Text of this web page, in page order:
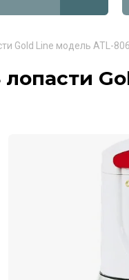
Gold Line модель ATL-806